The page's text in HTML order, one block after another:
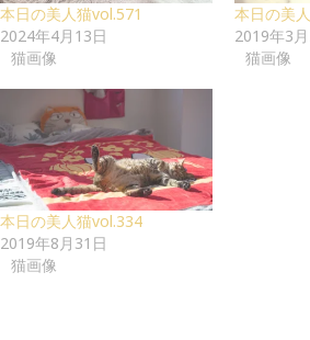
本日の美人猫vol.571
2024年4月13日
猫画像
本日の美
2019年3
猫画像
本日の美人猫vol.334
2019年8月31日
猫画像